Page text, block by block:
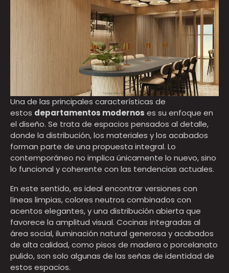
Una de las principales características de
estos departamentos modernos es su enfoque en
el diseño. Se trata de espacios pensados al detalle,
donde la distribución, los materiales y los acabados
forman parte de una propuesta integral. Lo
contemporáneo no implica únicamente lo nuevo, sino
lo funcional y coherente con las tendencias actuales.
En este sentido, es ideal encontrar versiones con
líneas limpias, colores neutros combinados con
acentos elegantes, y una distribución abierta que
favorece la amplitud visual. Cocinas integradas al
área social, iluminación natural generosa y acabados
de alta calidad, como pisos de madera o porcelanato
pulido, son solo algunas de las señas de identidad de
estos espacios.